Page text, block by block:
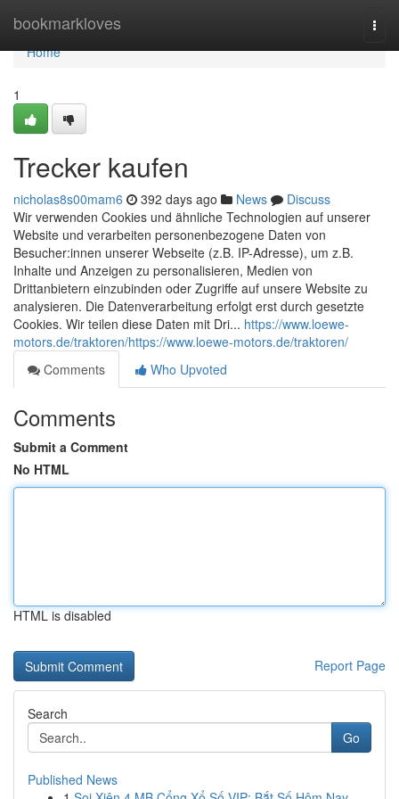
bookmarkloves
Home
Home
1
Trecker kaufen
nicholas8s00mam6 392 days ago News
Discuss
Wir verwenden Cookies und ähnliche Technologien auf unserer
Website und verarbeiten personenbezogene Daten von
Besucher:innen unserer Webseite (z.B. IP-Adresse), um z.B.
Inhalte und Anzeigen zu personalisieren, Medien von
Drittanbietern einzubinden oder Zugriffe auf unsere Website zu
analysieren. Die Datenverarbeitung erfolgt erst durch gesetzte
Cookies. Wir teilen diese Daten mit Dri... https://www.loewe-
motors.de/traktoren/https://www.loewe-motors.de/traktoren/
Comments
Who Upvoted
Comments
Submit a Comment
No HTML
HTML is disabled
Report Page
Search
Go
Published News